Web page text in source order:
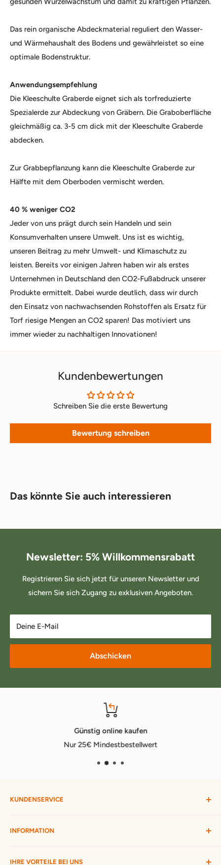
Das rein organische Abdeckmaterial reguliert den Wasser-
und Wärmehaushalt des Bodens und gewährleistet so eine
optimale Bodenstruktur.
Anwendungsempfehlung
Die Kleeschulte Graberde eignet sich als torfreduzierte
Spezialerde zur Abdeckung von Gräbern. Die Graboberfläche
gleichmäßig ca. 3-5 cm dick mit der Kleeschulte Graberde
abdecken.
Zur Grabbepflanzung kann die Kleeschulte Graberde zur
Hälfte mit dem Oberboden vermischt werden.
40 % weniger CO2
Jeder von uns prägt durch sein Handeln und sein
Konsumverhalten unsere Umwelt. Uns ist es wichtig,
unseren Beitrag zu mehr Umwelt- und Klimaschutz zu
leisten. Bereits vor einigen Jahren haben wir als erstes
Unternehmen in Deutschland den CO2-Fußabdruck unserer
Produkte ermittelt. Dabei wurde deutlich, dass wir durch
den Einsatz von nachwachsenden Rohstoffen als Ersatz für
Torf riesige Mengen an CO2 sparen! Das motiviert uns
immer wieder zu nachhaltigen Innovationen!
Kundenbewertungen
Schreiben Sie die erste Bewertung
Bewertung schreiben
Das könnte Sie auch interessieren
Newsletter: 5% Willkommensrabatt
Registrieren Sie sich jetzt für unseren Newsletter und
sichern Sie sich Zugang zu exklusiven Angeboten.
Deine E-Mail
Abschicken
Günstig online kaufen
Nur 25€ Mindestbestellwert
KUNDENSERVICE
Mein Konto
Widerruf starten
Bestellung verfolgen
INFORMATION
Versandbedingungen
IHRE VORTEILE BEI UNS